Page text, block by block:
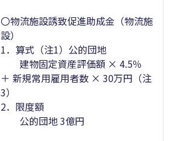
〇物流施設誘致促進助成金（物流施
設）
1．算式（注1）公的団地
建物固定資産評価額 × 4.5％
＋ 新規常用雇用者数 × 30万円（注
3）
2．限度額
公的団地 3億円